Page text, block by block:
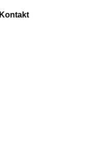
Kontakt